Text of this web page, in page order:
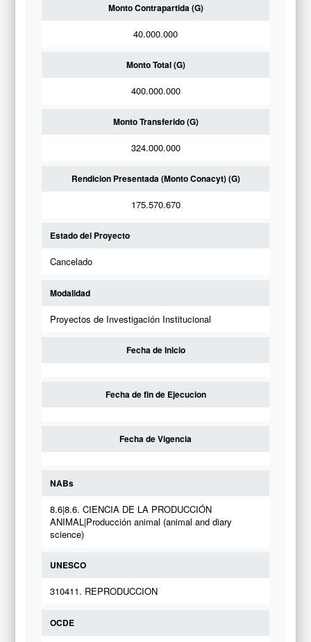
Monto Contrapartida (G)
40.000.000
Monto Total (G)
400.000.000
Monto Transferido (G)
324.000.000
Rendicion Presentada (Monto Conacyt) (G)
175.570.670
Estado del Proyecto
Cancelado
Modalidad
Proyectos de Investigación Institucional
Fecha de Inicio
Fecha de fin de Ejecucion
Fecha de Vigencia
NABs
8.6|8.6. CIENCIA DE LA PRODUCCIÓN
ANIMAL|Producción animal (animal and diary
science)
UNESCO
310411. REPRODUCCION
OCDE